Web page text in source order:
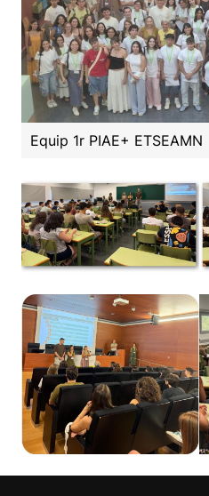
Equip 1r PIAE+ ETSEAMN